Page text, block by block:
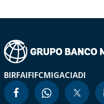
BIRFAIFIFCMIGACIADI